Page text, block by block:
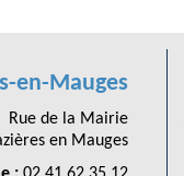
en-Mauges
Rue de la Mairie
en Mauges